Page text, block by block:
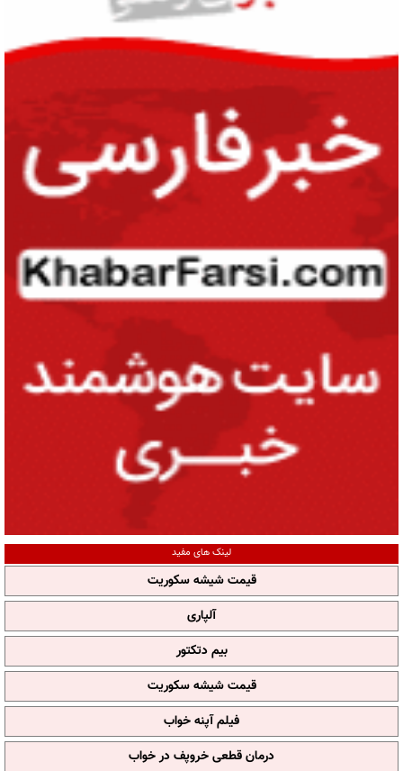
لینک های مفید
قیمت شیشه سکوریت
آلپاری
بیم دتکتور
قیمت شیشه سکوریت
فیلم آپنه خواب
درمان قطعی خروپف در خواب